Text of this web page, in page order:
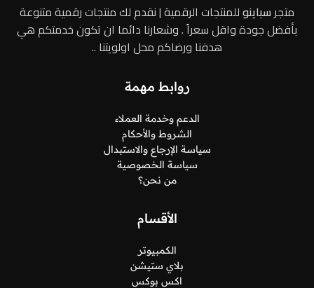
متجرسباينوللمنتجات الرقمية | نقدم لك منتجات رقمية متنوعة
بأفضل جودة واقل سعراً . وشعارنا دائما ان تكون خدمتكم هي
هدفنا ورضاكم محل اولويتنا ..
روابط مهمة
الدعم وخدمة العملاء
الشروط والأحكام
سياسة الإرجاع والاستبدال
سياسة الخصوصية
من نحن؟
الأقسام
الكمبيوتر
بلاي ستيشن
اكس بوكس